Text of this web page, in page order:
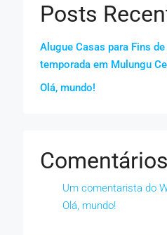
Posts
Alugue Casas para Fins
temporada em Mulungu
Olá, mundo!
Comentários
Um comentarista do
Olá, mundo!